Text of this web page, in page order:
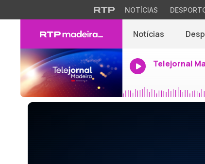
NOTÍCIAS
Notícias
Telejornal